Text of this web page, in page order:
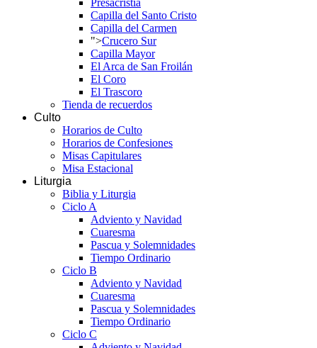
Presacristía
Capilla del Santo Cristo
Capilla del Carmen
">Crucero Sur
Capilla Mayor
El Arca de San Froilán
El Coro
El Trascoro
Tienda de recuerdos
Culto
Horarios de Culto
Horarios de Confesiones
Misas Capitulares
Misa Estacional
Liturgia
Biblia y Liturgia
Ciclo A
Adviento y Navidad
Cuaresma
Pascua y Solemnidades
Tiempo Ordinario
Ciclo B
Adviento y Navidad
Cuaresma
Pascua y Solemnidades
Tiempo Ordinario
Ciclo C